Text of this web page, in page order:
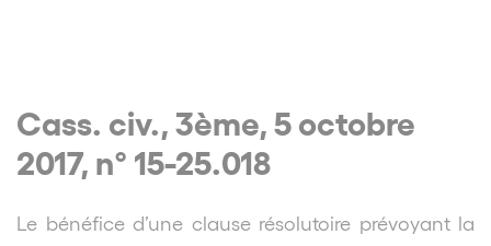
Cass. civ., 3ème, 5 octobre
2017, n° 15-25.018
L e bénéfice d’une clause résolutoire prévoyant la